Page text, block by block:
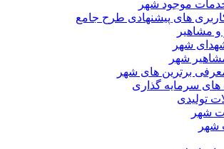
موجود شهر
های پیشنهادی طرح جامع
و مشاهیر
شهر
شهر
برترین های شهر
سرمایه گذاری
تولیدی
شهر
شهر